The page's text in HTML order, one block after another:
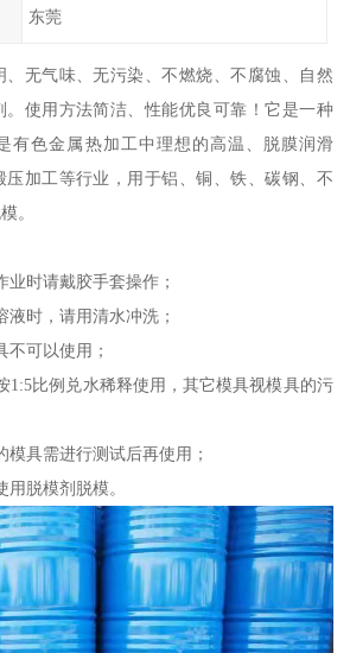
东莞
无气味、无污染、不燃烧、不腐蚀、自然
使用方法简洁、性能优良可靠！它是一种
有色金属热加工中理想的高温、脱膜润滑
加工等行业，用于铝、铜、铁、碳钢、不
。
业时请戴胶手套操作；
液时，请用清水冲洗；
不可以使用；
1:5比例兑水稀释使用，其它模具视模具的污
具需进行测试后再使用；
脱模剂脱模。